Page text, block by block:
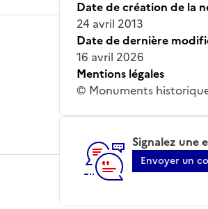
Date de création de la
24 avril 2013
Date de dernière
16 avril 2026
Mentions légales
© Monuments
Signalez une
Envoyer un